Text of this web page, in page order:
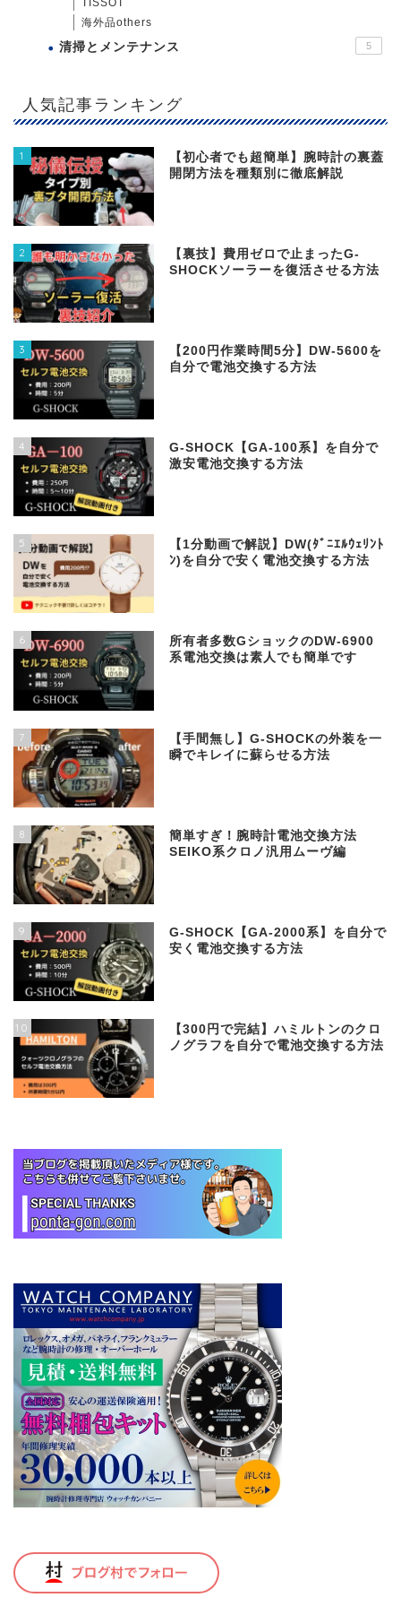
海外品others
清掃とメンテナンス 5
人気記事ランキング
1
【初心者でも超簡単】腕時計の裏蓋
開閉方法を種類別に徹底解説
2
【裏技】費用ゼロで止まったG-
SHOCKソーラーを復活させる方法
3
【200円作業時間5分】DW‐5600を
自分で電池交換する方法
4
G-SHOCK【GA-100系】を自分で
激安電池交換する方法
5
【1分動画で解説】DW(ﾀﾞﾆｴﾙｳｪﾘﾝﾄ
ﾝ)を自分で安く電池交換する方法
6
所有者多数GショックのDW-6900
系電池交換は素人でも簡単です
7
【手間無し】G-SHOCKの外装を一
瞬でキレイに蘇らせる方法
8
簡単すぎ！腕時計電池交換方法
SEIKO系クロノ汎用ムーヴ編
9
G-SHOCK【GA-2000系】を自分で
安く電池交換する方法
10
【300円で完結】ハミルトンのクロ
ノグラフを自分で電池交換する方法